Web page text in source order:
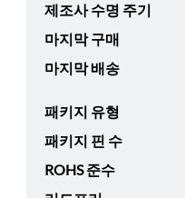
제조사 수명 주기
마지막 구매
마지막 배송
패키지 유형
패키지 핀 수
ROHS 준수